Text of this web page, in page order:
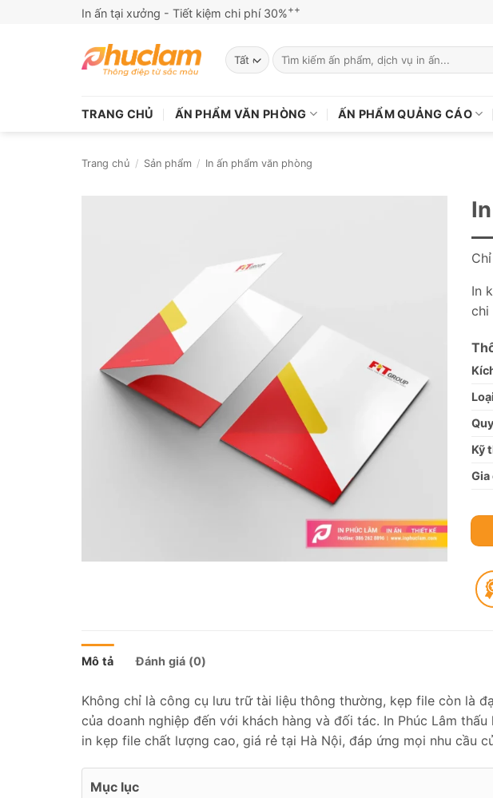
In ấn tại xưởng - Tiết kiệm chi phí 30%++
Tìm
kiếm:
TRANG CHỦ ẤN PHẨM VĂN PHÒNG ẤN PHẨM QUẢNG CÁO
Trang chủ / Sản phẩm / In ấn phẩm văn phòng
In
chi
Kỹ
Gia
Mô tả Đánh giá (0)
Không chỉ là công cụ lưu trữ tài liệu thông thường, kẹp file còn là
của doanh nghiệp đến với khách hàng và đối tác. In Phúc Lâm
in kẹp file chất lượng cao, giá rẻ tại Hà Nội, đáp ứng mọi nhu cầu
Mục lục